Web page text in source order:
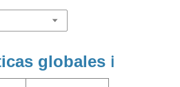
globales ℹ️